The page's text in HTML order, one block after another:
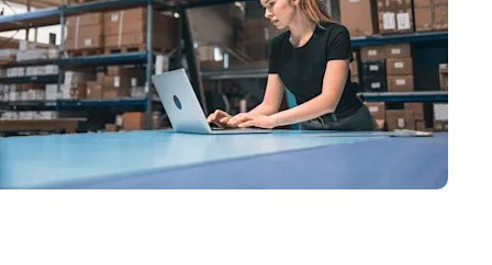
Accès et contrôle
Wi-Fi Foxpass
Espace de travail
sécurisé Zero Trust
Shield (Anti-
arnaque)
et secteur
& Design
et comptabilité
les secteurs
Italiano
Nederlands
Português
简体中文
繁體中文